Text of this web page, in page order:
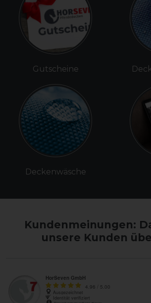
Gutscheine
Deckenwäsche
Kundenmeinungen:
unsere Kunden